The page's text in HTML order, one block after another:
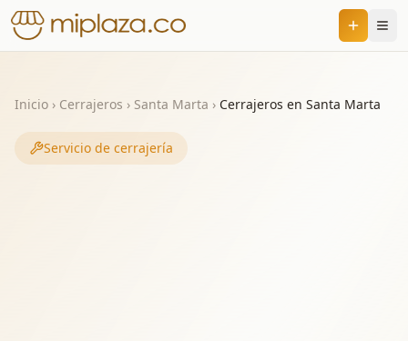
Inicio › Cerrajeros › Santa Marta › Cerrajeros en Santa Marta
Servicio de cerrajería